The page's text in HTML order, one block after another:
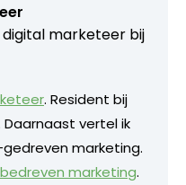
marketeer bij
. Resident bij
vertel ik
marketing.
marketing.